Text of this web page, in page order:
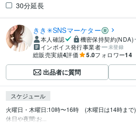
30分延長
きき✳︎SNSマーケター
本人確認 機密保持契約(NDA)
インボイス発行事業者 未登録
総販売実績4評価 5.0フォロワー14
出品者に質問
スケジュール
火曜日・木曜日:10時〜16時　(木曜日は14時まで)
休日や夜間:お...